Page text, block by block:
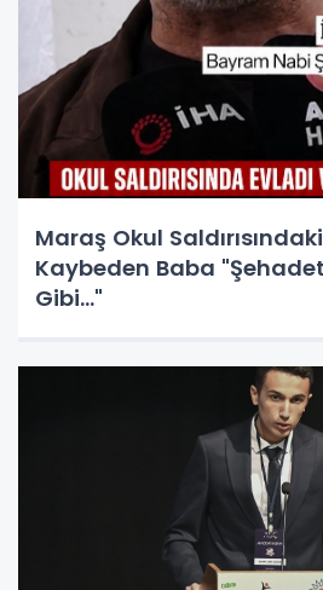
Maraş Okul
Kaybeden Baba
Gibi..."